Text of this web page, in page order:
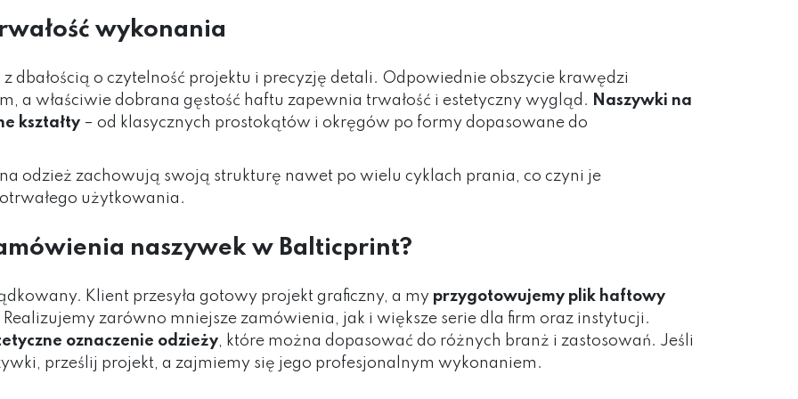
wykonania
dbałością o czytelność projektu i precyzję detali. Odpowiednie obszycie krawędzi
a właściwie dobrana gęstość haftu zapewnia trwałość i estetyczny wygląd. Naszywki na
kształty – od klasycznych prostokątów i okręgów po formy dopasowane do
odzież zachowują swoją strukturę nawet po wielu cyklach prania, co czyni je
użytkowania.
naszywek w Balticprint?
Klient przesyła gotowy projekt graficzny, a my przygotowujemy plik haftowy
Realizujemy zarówno mniejsze zamówienia, jak i większe serie dla firm oraz instytucji.
oznaczenie odzieży, które można dopasować do różnych branż i zastosowań. Jeśli
prześlij projekt, a zajmiemy się jego profesjonalnym wykonaniem.